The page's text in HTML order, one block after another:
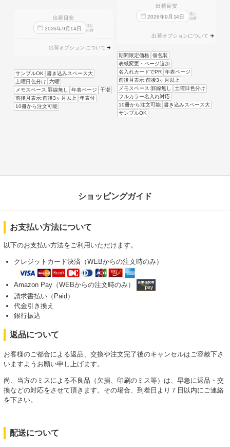
出荷目安
2026年9 月 14日
迄に
出荷
出荷オプションについて
サンプルOK
書き込みスペース大
土曜日色分け
六曜
メモスペース:罫線無し
年表ページ
干潮
前後月表示:前後3ヶ月以上
年表付
10冊から注文可能
出荷目安
2026年9 月 14日
迄に
出荷
出荷オプションについて
期間限定価格 個包装
表紙変更・ページ追加
名入れカードでPR 年表ページ
前後月表示:前後3ヶ月以上
メモスペース:罫線無し
土曜日色分け
フルカラー名入れ対応
10冊から注文可能 書き込みスペース大
サンプルOK
ショッピングガイド
お支払い方法について
以下のお支払い方法をご利用いただけます。
クレジットカード決済（WEBからの注文時のみ）
Amazon Pay（WEBからの注文時のみ）
請求書払い（Paid）
代金引き換え
銀行振込
返品について
お客様のご都合による返品、交換や注文完了後のキャンセルはご容赦下さ
いますようお願い申し上げます。
尚、当方のミスによる不良品（欠損、印刷のミス等）は、早急に返品・交
換などの対応をさせて頂きます。その場合、到着日より７日以内にご連絡
を下さい。
配送について